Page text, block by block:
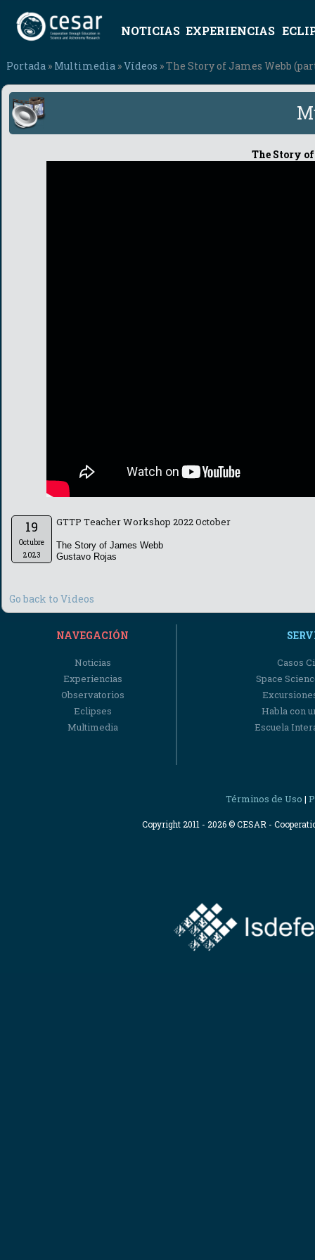
NOTICIAS EXPERIENCIAS
Portada » Multimedia »Vídeos » The Story of James Webb
The Story of
19
Octubre
2023
GTTP Teacher Workshop 2022 October
The Story of James Webb
Gustavo Rojas
Go back to Videos
NAVEGACIÓN
Noticias
Experiencias
Observatorios
Eclipses
Multimedia
Casos
Space
Habla con
Escuela
Términos de Uso |
Copyright 2011 - 2026 © CESAR -